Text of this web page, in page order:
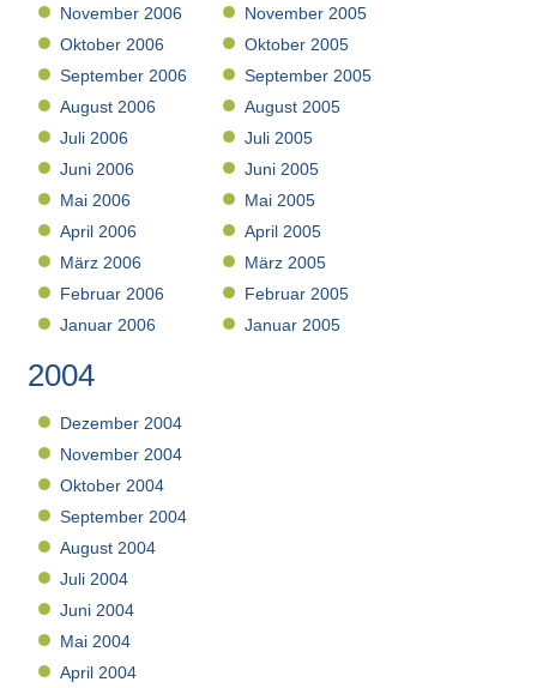
November 2006
Oktober 2006
September 2006
August 2006
Juli 2006
Juni 2006
Mai 2006
April 2006
März 2006
Februar 2006
Januar 2006
November 2005
Oktober 2005
September 2005
August 2005
Juli 2005
Juni 2005
Mai 2005
April 2005
März 2005
Februar 2005
Januar 2005
2004
Dezember 2004
November 2004
Oktober 2004
September 2004
August 2004
Juli 2004
Juni 2004
Mai 2004
April 2004